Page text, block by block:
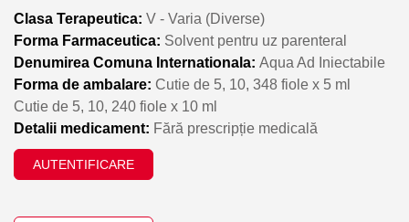
Clasa Terapeutica: V - Varia (Diverse)
Forma Farmaceutica: Solvent pentru uz parenteral
Denumirea Comuna Internationala: Aqua Ad Iniectabile
Forma de ambalare: Cutie de 5, 10, 348 fiole x 5 ml
Cutie de 5, 10, 240 fiole x 10 ml
Detalii medicament: Fără prescripție medicală
AUTENTIFICARE